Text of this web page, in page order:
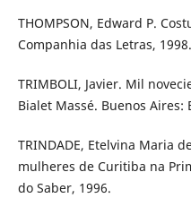
THOMPSON, Edward P.
Companhia das Letras, 1998.
TRIMBOLI, Javier. Mil
Bialet Massé. Buenos Aires:
TRINDADE, Etelvina Maria
mulheres de Curitiba na
do Saber, 1996.